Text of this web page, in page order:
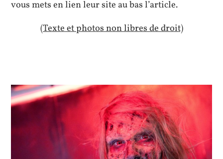
vous mets en lien leur site au bas l’article.
(Texte et photos non libres de droit)